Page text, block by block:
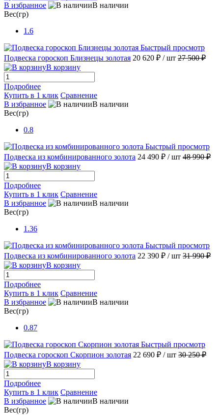
В избранное
В наличии
Вес(гр)
1.6
Быстрый просмотр
Подвеска гороскоп Близнецы золотая 20 620 ₽ / шт 27 500 ₽
В корзину
Подробнее
Купить в 1 клик Сравнение
В избранное
В наличии
Вес(гр)
0.8
Быстрый просмотр
Подвеска из комбинированного золота 24 490 ₽ / шт 48 990 ₽
В корзину
Подробнее
Купить в 1 клик Сравнение
В избранное
В наличии
Вес(гр)
1.36
Быстрый просмотр
Подвеска из комбинированного золота 22 390 ₽ / шт 31 990 ₽
В корзину
Подробнее
Купить в 1 клик Сравнение
В избранное
В наличии
Вес(гр)
0.87
Быстрый просмотр
Подвеска гороскоп Скорпион золотая 22 690 ₽ / шт 30 250 ₽
В корзину
Подробнее
Купить в 1 клик Сравнение
В избранное
В наличии
Вес(гр)